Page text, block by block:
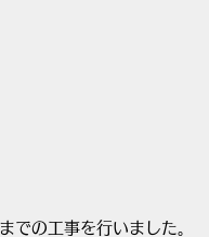
での工事を行いました。